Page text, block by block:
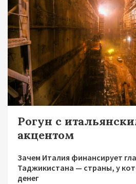
Рогун с
акцентом
Зачем Италия финансирует
Таджикистана — страны, у
денег